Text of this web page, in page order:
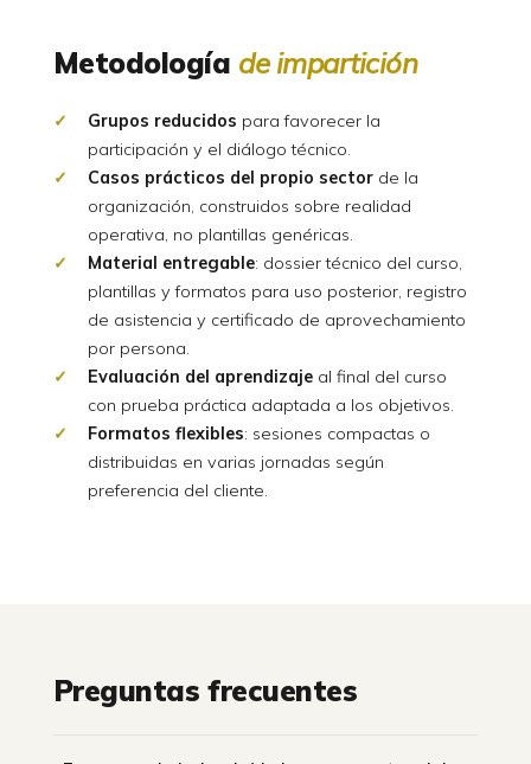
Metodología de impartición
Grupos reducidos para favorecer la
participación y el diálogo técnico.
Casos prácticos del propio sectorde la
organización, construidos sobre realidad
operativa, no plantillas genéricas.
Material entregable: dossier técnico del curso,
plantillas y formatos para uso posterior, registro
de asistencia y certificado de aprovechamiento
por persona.
Evaluación del aprendizajeal final del curso
con prueba práctica adaptada a los objetivos.
Formatos flexibles: sesiones compactas o
distribuidas en varias jornadas según
preferencia del cliente.
Preguntas frecuentes